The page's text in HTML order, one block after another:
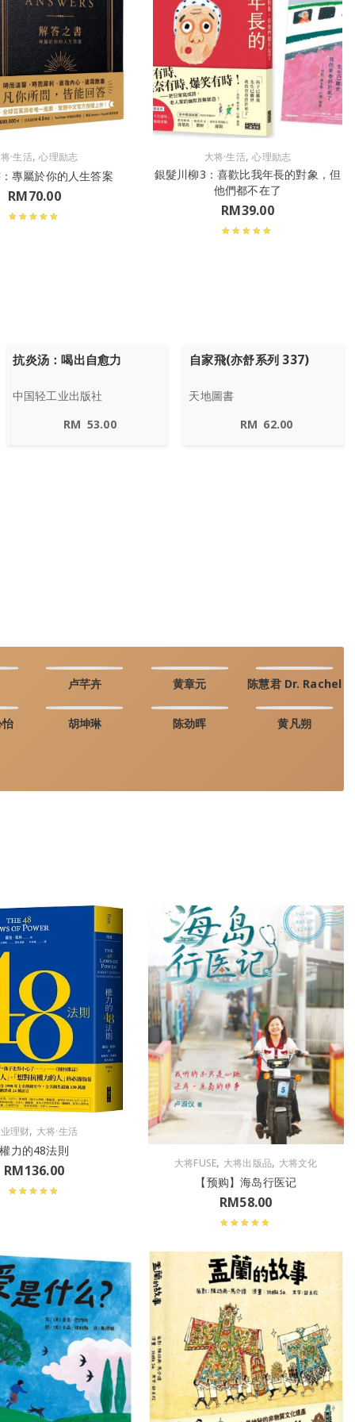
·生活,心理励志
專屬於你的人生答案
RM70.00
大将·生活,心理励志
銀髮川柳3：喜歡比我年長的對象，但
他們都不在了
RM39.00
抗炎汤：喝出自愈力
中国轻工业出版社
RM 53.00
自家飛(亦舒系列 337)
天地圖書
RM 62.00
卢芊卉 黄章元 陈慧君 Dr. Rachel
胡坤琳 陈劲晖 黄凡朔
理财, 大将·生活
權力的48法則
RM136.00 大将FUSE, 大将出版品, 大将文化
【预购】海岛行医记
RM58.00